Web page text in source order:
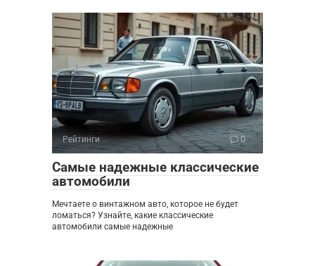
Рейтинги 0
Самые надежные классические
автомобили
Мечтаете о винтажном авто, которое не будет
ломаться? Узнайте, какие классические
автомобили самые надежные